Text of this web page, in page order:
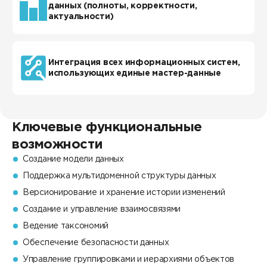
данных (полноты, корректности,
актуальности)
Интеграция всех информационных систем,
использующих единые мастер-данные
Ключевые функциональные
возможности
Создание модели данных
Поддержка мультидоменной структуры данных
Версионирование и хранение истории изменений
Создание и управление взаимосвязями
Ведение таксономий
Обеспечение безопасности данных
Управление группировками и иерархиями объектов